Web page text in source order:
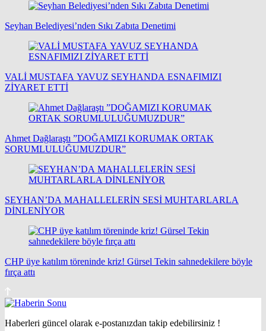
Seyhan Belediyesi’nden Sıkı Zabıta Denetimi
VALİ MUSTAFA YAVUZ SEYHANDA ESNAFIMIZI
ZİYARET ETTİ
Ahmet Dağlaraştı ”DOĞAMIZI KORUMAK ORTAK
SORUMLULUĞUMUZDUR”
SEYHAN’DA MAHALLELERİN SESİ MUHTARLARLA
DİNLENİYOR
CHP üye katılım töreninde kriz! Gürsel Tekin sahnedekilere böyle
fırça attı
Haberleri güncel olarak e-postanızdan takip edebilirsiniz !